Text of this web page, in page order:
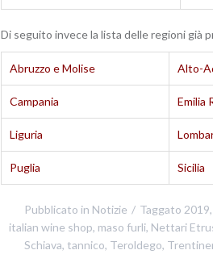
Di seguito invece la lista delle regioni già
Abruzzo e Molise Alto-
Campania Emilia
Liguria
Puglia Sicilia
Pubblicato in Notizie Taggato 2019,
italian wine shop, maso furli, Nettari
Schiava, tannico, Teroldego,